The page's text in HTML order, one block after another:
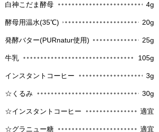
白神こだま酵母 4g
酵母用温水(35℃) 20g
発酵バター(PURnatur使用) 25g
牛乳 105g
インスタントコーヒー 3g
☆くるみ 30g
☆インスタントコーヒー 適宜
☆グラニュー糖 適宜